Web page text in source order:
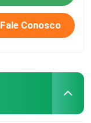
Fale Conosco